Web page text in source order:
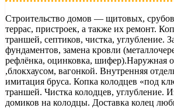
Строительство домов — щитовых,
террас, пристроек, а также их ремонт.
траншей, септиков, чистка, углубление.
фундаментов, замена кровли
рефлёнка, оцинковка, шифер).Наружная
,блокхаусом, вагонкой. Внутренняя
имитация бруса. Копка колодцев «под
траншей. Чистка колодцев, углубление.
домиков на колодцы. Доставка колец